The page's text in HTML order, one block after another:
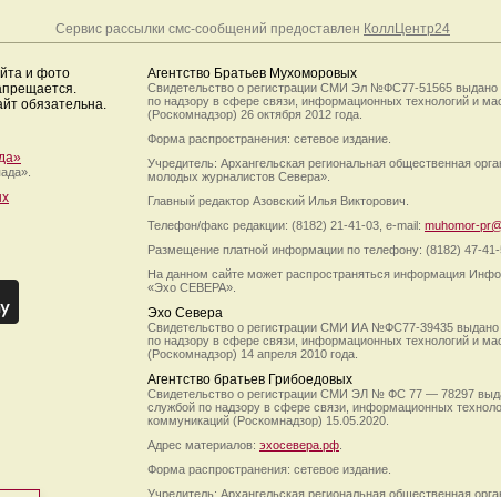
Сервис рассылки смс-сообщений предоставлен КоллЦентр24
и фото
обязательна.
Агентство Братьев Мухоморовых
Свидетельство о регистрации СМИ Эл №ФС77-51565 выдано
по надзору в сфере связи, информационных технологий и
(Роскомнадзор) 26 октября 2012 года.
Форма распространения: сетевое издание.
Учредитель: Архангельская региональная общественная
молодых журналистов Севера».
Главный редактор Азовский Илья Викторович.
Телефон/факс редакции: (8182) 21-41-03, e-mail: muhomor-
Размещение платной информации по телефону: (8182) 47-
На данном сайте может распространяться информация
«Эхо СЕВЕРА».
Эхо Севера
Свидетельство о регистрации СМИ ИА №ФС77-39435 выдано
по надзору в сфере связи, информационных технологий и
(Роскомнадзор) 14 апреля 2010 года.
Агентство братьев Грибоедовых
Свидетельство о регистрации СМИ ЭЛ № ФС 77 — 78297
службой по надзору в сфере связи, информационных
коммуникаций (Роскомнадзор) 15.05.2020.
Адрес материалов: эхосевера.рф
Форма распространения: сетевое издание.
Учредитель: Архангельская региональная общественная